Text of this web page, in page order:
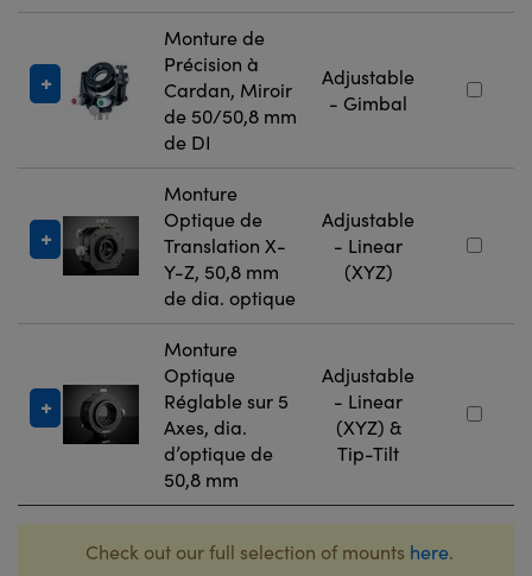
Monture de
Précision à
Cardan, Miroir
de 50/50,8 mm
de DI
Adjustable
- Gimbal
Monture
Optique de
Translation X-
Y-Z, 50,8 mm
de dia. optique
Adjustable
- Linear
(XYZ)
Monture
Optique
Réglable sur 5
Axes, dia.
d’optique de
50,8 mm
Adjustable
- Linear
(XYZ) &
Tip-Tilt
Check out our full selection of mounts here.